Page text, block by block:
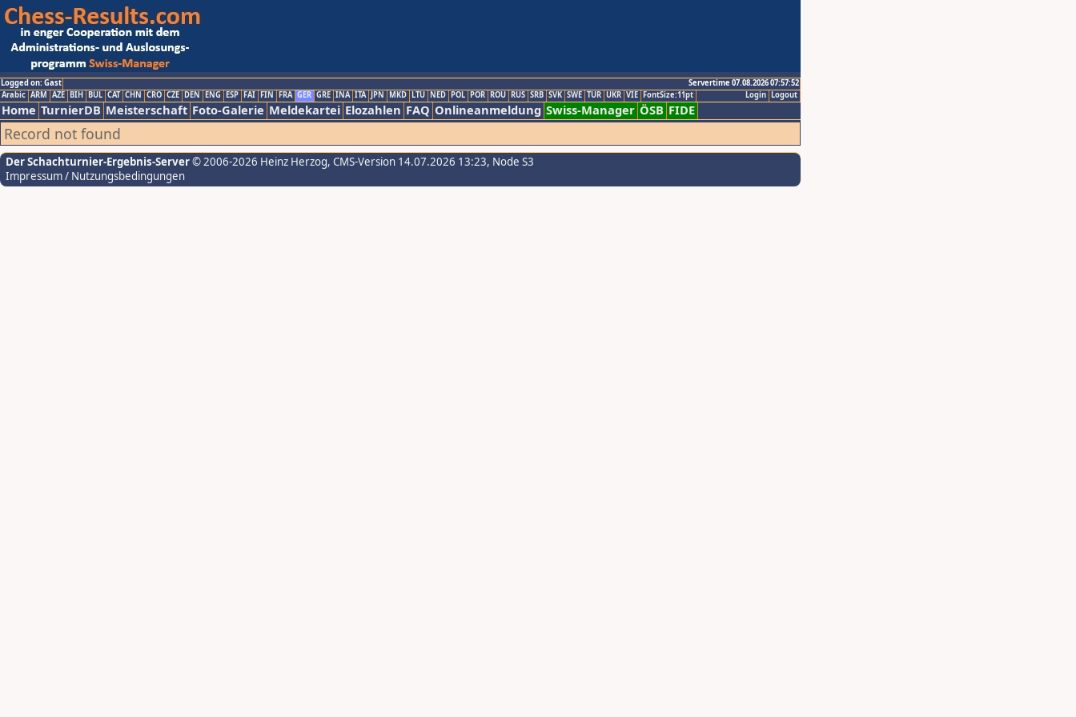
Logged on: Gast
Servertime 07.08.2026 07:57:52
Logout
Login
Arabic ARM AZE BIH BUL CAT CHN CRO CZE DEN ENG ESP FAI FIN FRA GER GRE INA ITA JPN MKD LTU NED POL POR ROU RUS SRB SVK SWE TUR UKR VIE FontSize:11pt
Home TurnierDB Meisterschaft Foto-Galerie Meldekartei Elozahlen FAQ Onlineanmeldung Swiss-Manager ÖSB FIDE
Record not found
Der Schachturnier-Ergebnis-Server© 2006-2026 Heinz Herzog, CMS-Version 14.07.2026 13:23, Node S3
Impressum / Nutzungsbedingungen